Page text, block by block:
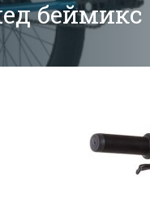
беймикс